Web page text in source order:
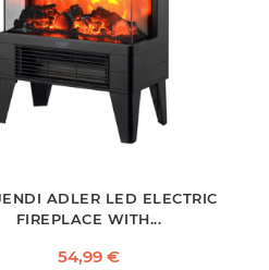
ADLER LED ELECTRIC
FIREPLACE WITH...
Hind
54,99 €